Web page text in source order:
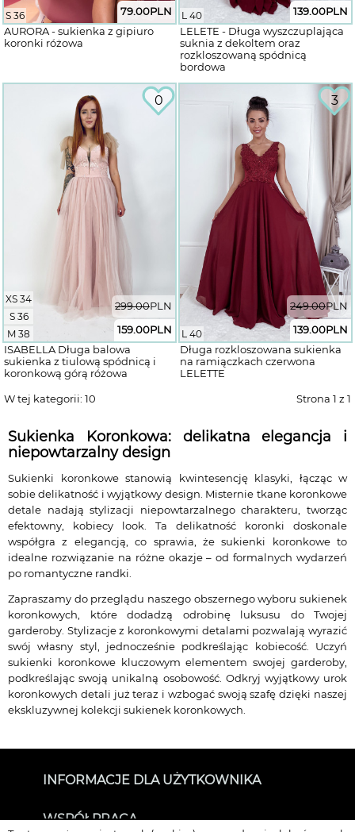
S 36 79.00PLN
AURORA - sukienka z gipiuro
koronki różowa
L 40
139.00PLN
LELETE - Długa wyszczuplająca
suknia z dekoltem oraz
rozkloszowaną spódnicą
bordowa
0
XS 34
S 36
M 38
299.00PLN
159.00PLN
ISABELLA Długa balowa
sukienka z tiulową spódnicą i
koronkową górą różowa
3
L 40
249.00PLN
139.00PLN
Długa rozkloszowana sukienka
na ramiączkach czerwona
LELETTE
W tej kategorii: 10 Strona 1 z 1
Sukienka Koronkowa: delikatna elegancja i
niepowtarzalny design
Sukienki koronkowe stanowią kwintesencję klasyki, łącząc w
sobie delikatność i wyjątkowy design. Misternie tkane koronkowe
detale nadają stylizacji niepowtarzalnego charakteru, tworząc
efektowny, kobiecy look. Ta delikatność koronki doskonale
współgra z elegancją, co sprawia, że sukienki koronkowe to
idealne rozwiązanie na różne okazje – od formalnych wydarzeń
po romantyczne randki.
Zapraszamy do przeglądu naszego obszernego wyboru sukienek
koronkowych, które dodadzą odrobinę luksusu do Twojej
garderoby. Stylizacje z koronkowymi detalami pozwalają wyrazić
swój własny styl, jednocześnie podkreślając kobiecość. Uczyń
sukienki koronkowe kluczowym elementem swojej garderoby,
podkreślając swoją unikalną osobowość. Odkryj wyjątkowy urok
koronkowych detali już teraz i wzbogać swoją szafę dzięki naszej
ekskluzywnej kolekcji sukienek koronkowych.
INFORMACJE DLA UŻYTKOWNIKA
O SUKIENKOWO
WSPÓŁPRACA